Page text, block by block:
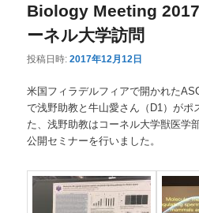
Biology Meeting
ーネル大学訪問
投稿日時:2017年12月12日
米国フィラデルフィアで開かれた
で浅野助教と牛山愛さん（D1）がポ
た、浅野助教はコーネル大学獣医学
公開セミナーを行いました。